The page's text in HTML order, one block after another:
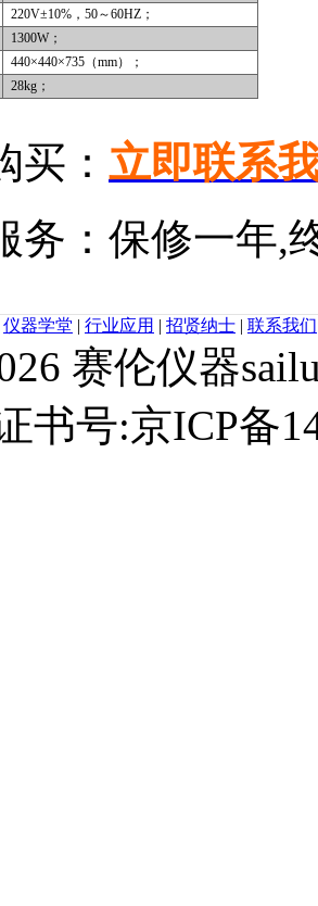
220V±10%，50～60HZ；
1300W ；
440×440×735（mm）；
28kg ；
买： 立即联系
务：保修一年,
仪器学堂 | 行业应用 | 招贤纳士 | 联系我们
赛伦仪器
书号:京ICP备